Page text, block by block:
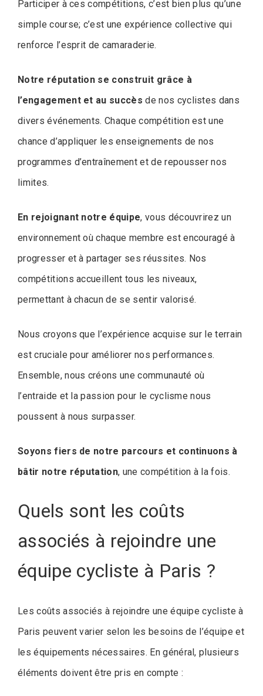
Participer à ces compétitions, c’est bien plus qu’une
simple course; c’est une expérience collective qui
renforce l’esprit de camaraderie.
Notre réputation se construit grâce à
l’engagement et au succès de nos cyclistes dans
divers événements. Chaque compétition est une
chance d’appliquer les enseignements de nos
programmes d’entraînement et de repousser nos
limites.
En rejoignant notre équipe, vous découvrirez un
environnement où chaque membre est encouragé à
progresser et à partager ses réussites. Nos
compétitions accueillent tous les niveaux,
permettant à chacun de se sentir valorisé.
Nous croyons que l’expérience acquise sur le terrain
est cruciale pour améliorer nos performances.
Ensemble, nous créons une communauté où
l’entraide et la passion pour le cyclisme nous
poussent à nous surpasser.
Soyons fiers de notre parcours et continuons à
bâtir notre réputation, une compétition à la fois.
Quels sont les coûts
associés à rejoindre une
équipe cycliste à Paris ?
Les coûts associés à rejoindre une équipe cycliste à
Paris peuvent varier selon les besoins de l’équipe et
les équipements nécessaires. En général, plusieurs
éléments doivent être pris en compte :